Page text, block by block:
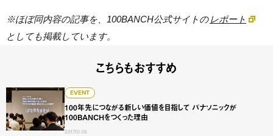
※ほぼ同内容の記事を、100BANCH公式サイトの レポート
としても掲載しています。
こちらもおすすめ
EVENT
100年先につながる新しい価値を目指して パナソニックが
100BANCHをつくった理由
2017.10.06
100年先につながる新しい価値を目指して パナソニックが